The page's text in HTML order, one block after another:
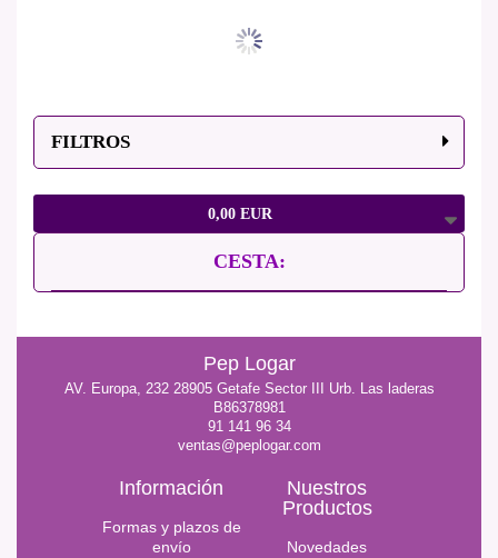
FILTROS
0,00 EUR
CESTA:
Pep Logar
AV. Europa, 232 28905 Getafe Sector III Urb. Las laderas
B86378981
91 141 96 34
ventas@peplogar.com
Información
Formas y plazos de
envío
Nuestros
Productos
Novedades